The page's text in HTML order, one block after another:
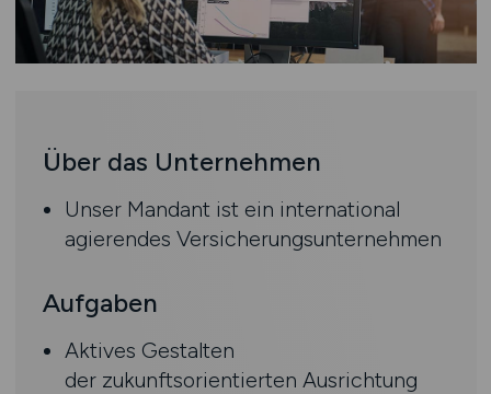
Über das Unternehmen
Unser Mandant ist ein international
agierendes Versicherungsunternehmen
Aufgaben
Aktives Gestalten
der zukunftsorientierten Ausrichtung